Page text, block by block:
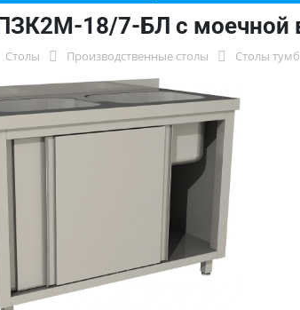
18/7-БЛ с моечной
Столы Производственные столы Столы